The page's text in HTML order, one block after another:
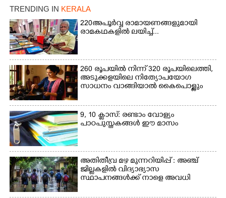
വിദ്യാർത്ഥികൾക്കൊപ്പം
TRENDING IN KERALA
220 അപൂർവ്വ രാമായണങ്ങളുമായി
രാമകഥകളിൽ ലയിച്ച്...
260 രൂപയിൽ നിന്ന് 320 രൂപയിലെത്തി,
അടുക്കളയിലെ നിത്യോപയോഗ
സാധനം വാങ്ങിയാൽ കൈപൊള്ളും
9, 10 ക്ലാസ്: രണ്ടാം വോള്യം
പാഠപുസ്തകങ്ങൾ ഈ മാസം
അതിതീവ്ര മഴ മുന്നറിയിപ്പ് : അഞ്ച്
ജില്ലകളിൽ വിദ്യാഭ്യാസ
സ്ഥാപനങ്ങൾക്ക് നാളെ അവധി